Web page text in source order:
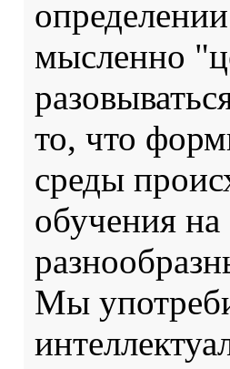
мысленно
то, что
среды
обучения
Мы